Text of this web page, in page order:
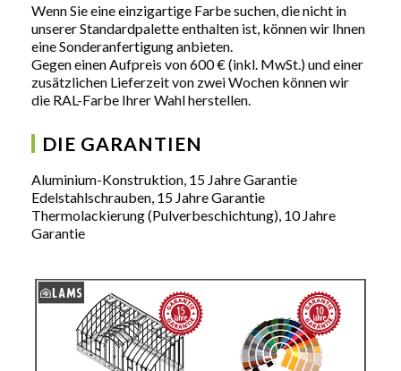
Wenn Sie eine einzigartige Farbe suchen, die nicht in
unserer Standardpalette enthalten ist, können wir Ihnen
eine Sonderanfertigung anbieten.
Gegen einen Aufpreis von 600 € (inkl. MwSt.) und einer
zusätzlichen Lieferzeit von zwei Wochen können wir
die RAL-Farbe Ihrer Wahl herstellen.
DIE GARANTIEN
Aluminium-Konstruktion, 15 Jahre Garantie
Edelstahlschrauben, 15 Jahre Garantie
Thermolackierung (Pulverbeschichtung), 10 Jahre
Garantie